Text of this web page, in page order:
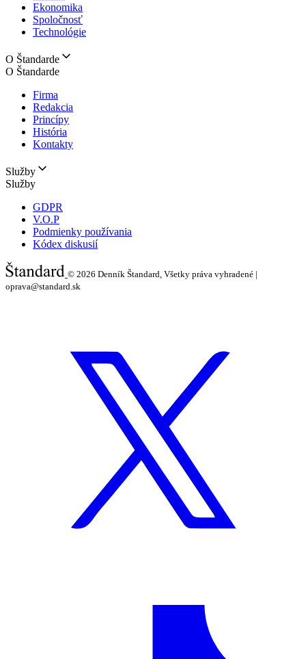
Ekonomika
Spoločnosť
Technológie
O Štandarde
O Štandarde
Firma
Redakcia
Princípy
História
Kontakty
Služby
Služby
GDPR
V.O.P
Podmienky používania
Kódex diskusií
© 2026 Denník Štandard, Všetky práva vyhradené |
oprava@standard.sk